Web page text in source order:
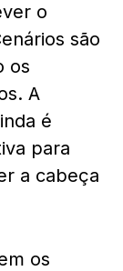
o
são
os
A
é
para
a cabeça
os